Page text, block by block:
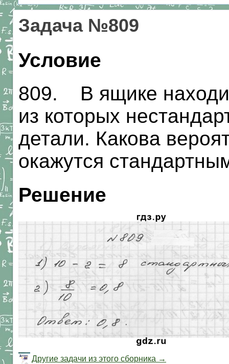
Задача №809
Условие
809. В ящике
из которых
детали. Какова
окажутся
Решение
Другие задачи из этого сборника →